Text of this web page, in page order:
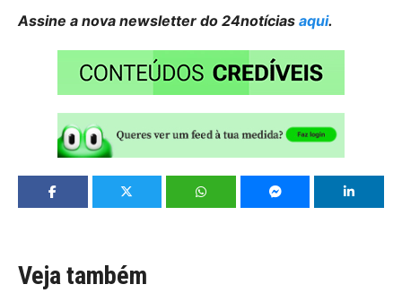
Assine a nova newsletter do 24notícias aqui.
Veja também